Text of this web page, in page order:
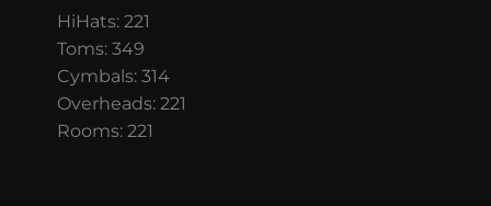
HiHats: 221
Toms: 349
Cymbals: 314
Overheads: 221
Rooms: 221